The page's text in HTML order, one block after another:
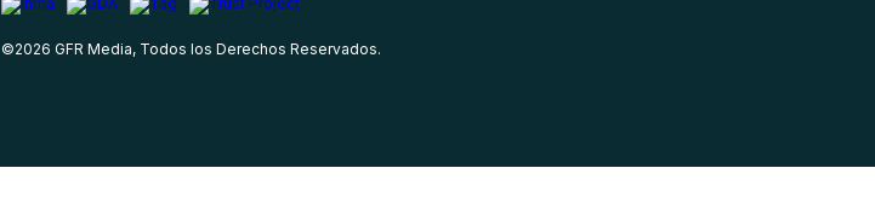
©2026 GFR Media, Todos los Derechos Reservados.